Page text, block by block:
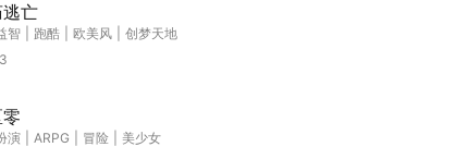
亡
智 跑酷 欧美风
创梦天地
演 ARPG 冒险
美少女